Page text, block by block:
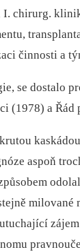
chirurg.
činnosti a
se dostalo
(1978) a Řád
aspoň
milované